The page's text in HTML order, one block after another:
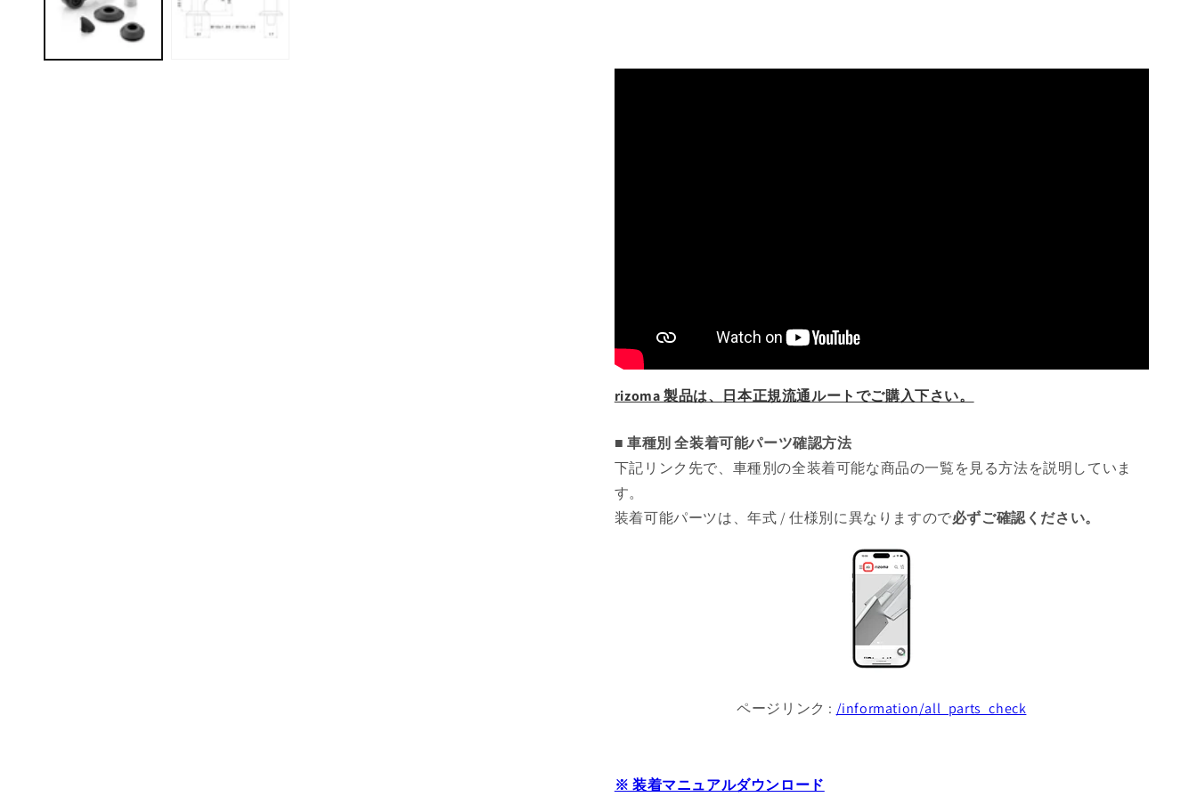
ィ
す
す
rizoma 製品は、 日本正規流通ルートでご購入下さい。
■ 車種別 全装着可能パーツ確認方法
下記リンク先で、車種別の全装着可能な商品の一覧を見る方法を説明していま
す。
装着可能パーツは、年式 / 仕様別に異なりますので必ずご確認ください。
ページリンク : /information/all_parts_check
※ 装着マニュアルダウンロード